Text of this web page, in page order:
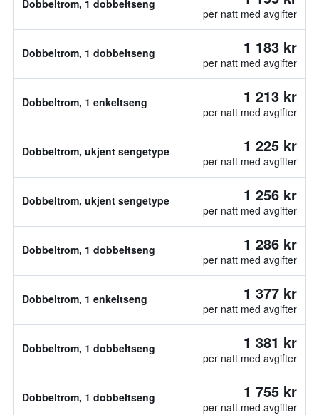
Dobbeltrom, 1 dobbeltseng
per natt med avgifter
Dobbeltrom, 1 dobbeltseng 1 183 kr
per natt med avgifter
Dobbeltrom, 1 enkeltseng 1 213 kr
per natt med avgifter
Dobbeltrom, ukjent sengetype 1 225 kr
per natt med avgifter
Dobbeltrom, ukjent sengetype 1 256 kr
per natt med avgifter
Dobbeltrom, 1 dobbeltseng 1 286 kr
per natt med avgifter
Dobbeltrom, 1 enkeltseng 1 377 kr
per natt med avgifter
Dobbeltrom, 1 dobbeltseng 1 381 kr
per natt med avgifter
Dobbeltrom, 1 dobbeltseng 1 755 kr
per natt med avgifter